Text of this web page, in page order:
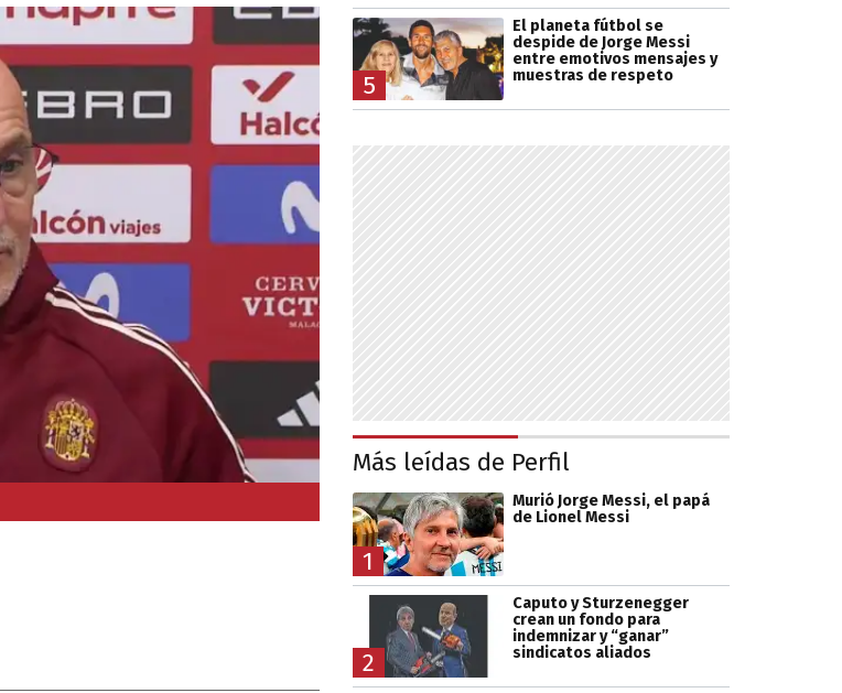
5
El planeta fútbol se
despide de Jorge Messi
entre emotivos mensajes y
muestras de respeto
Más leídas de Perfil
1
Murió Jorge Messi, el papá
de Lionel Messi
2
Caputo y Sturzenegger
crean un fondo para
indemnizar y “ganar”
sindicatos aliados